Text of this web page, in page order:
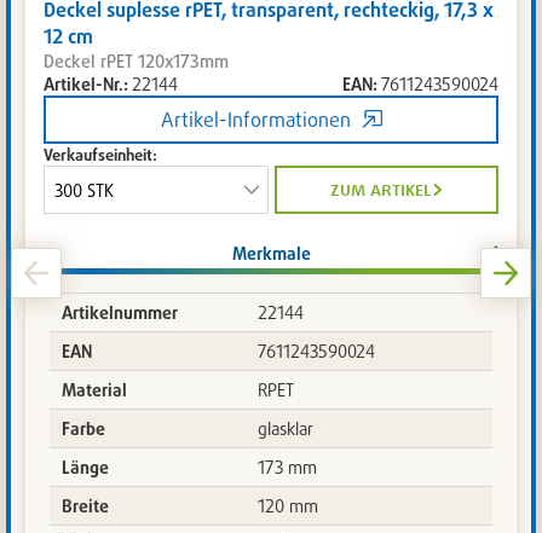
Deckel suplesse rPET, transparent, rechteckig, 17,3 x
12 cm
Deckel rPET 120x173mm
Artikel-Nr.: 22144 EAN:7611243590024
Artikel-Informationen
Verkaufseinheit:
zum artikel
Merkmale
Artikelnummer
22144
EAN
7611243590024
Material
RPET
Farbe
glasklar
Länge
173 mm
Breite
120 mm